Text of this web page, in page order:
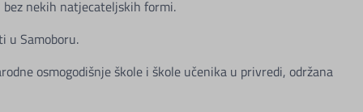
bez nekih natjecateljskih formi.
u Samoboru.
osmogodišnje škole i škole učenika u privredi, održana